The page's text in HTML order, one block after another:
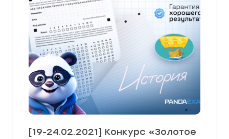
[19-24.02.2021] Конкурс «Золотое